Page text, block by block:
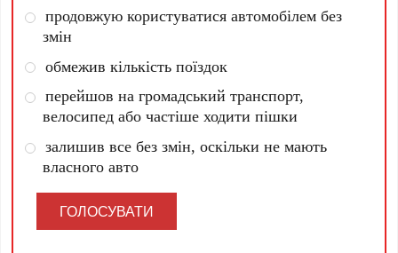
продовжую користуватися автомобілем без
змін
обмежив кількість поїздок
перейшов на громадський транспорт,
велосипед або частіше ходити пішки
залишив все без змін, оскільки не мають
власного авто